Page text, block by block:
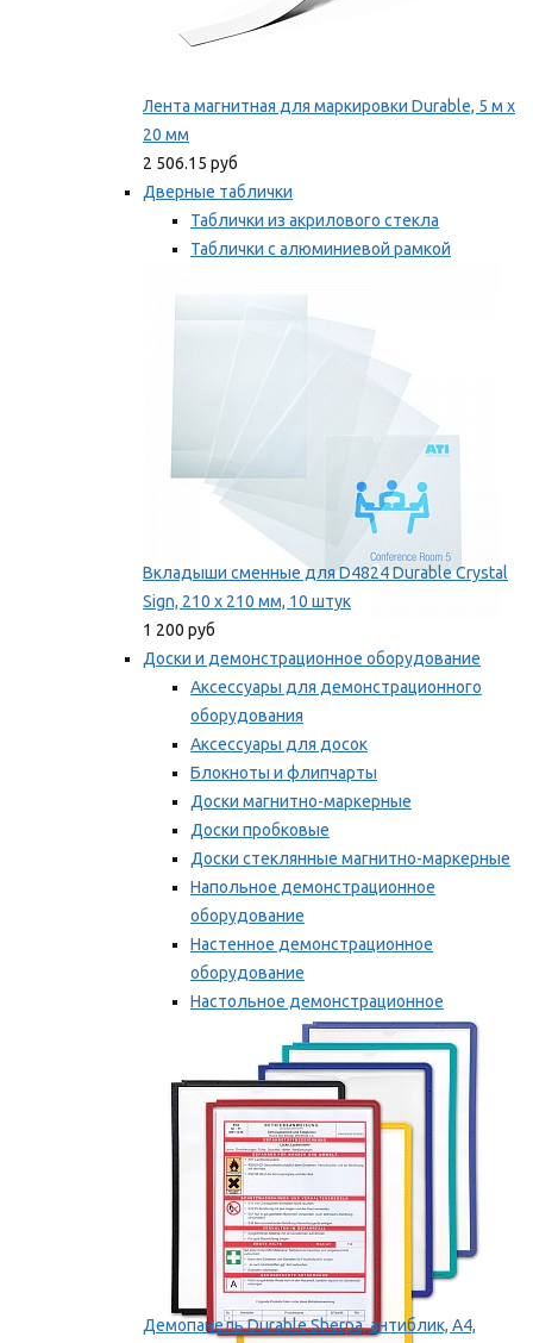
Лента магнитная для маркировки Durable, 5 м х
20 мм
2 506.15 руб
Дверные таблички
Таблички из акрилового стекла
Таблички с алюминиевой рамкой
Вкладыши сменные для D4824 Durable Crystal
Sign, 210 x 210 мм, 10 штук
1 200 руб
Доски и демонстрационное оборудование
Аксессуары для демонстрационного
оборудования
Аксессуары для досок
Блокноты и флипчарты
Доски магнитно-маркерные
Доски пробковые
Доски стеклянные магнитно-маркерные
Напольное демонстрационное
оборудование
Настенное демонстрационное
оборудование
Настольное демонстрационное
оборудование
Мы рекомендуем
Демопанель Durable Sherpa, антиблик, А4,